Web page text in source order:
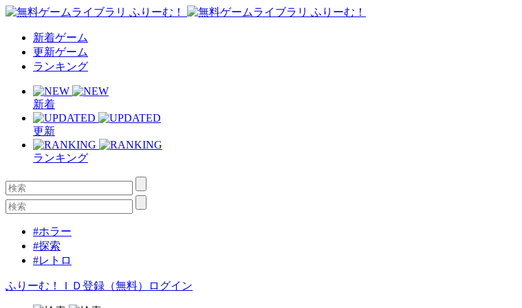
新着ゲーム
更新ゲーム
ランキング
新着
更新
ランキング
#ホラー
#探索
#レトロ
ふりーむ！ＩＤ登録（無料） ログイン